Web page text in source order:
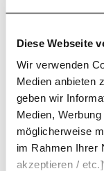
Diese Webseite
Wir verwenden
Medien anbieten
geben wir
Medien,
möglicherweise
im Rahmen Ihrer
akzeptieren /